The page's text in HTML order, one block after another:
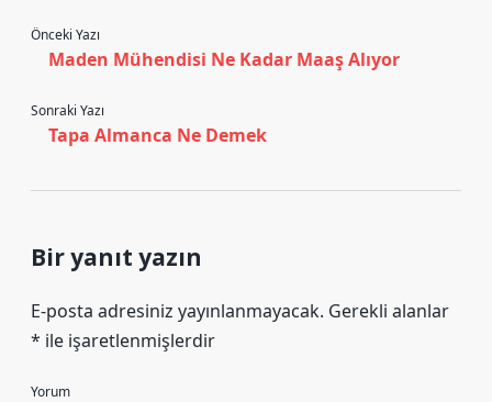
Önceki Yazı
Maden Mühendisi Ne Kadar Maaş Alıyor
Sonraki Yazı
Tapa Almanca Ne Demek
Bir yanıt yazın
E-posta adresiniz yayınlanmayacak. Gerekli alanlar
* ile işaretlenmişlerdir
Yorum